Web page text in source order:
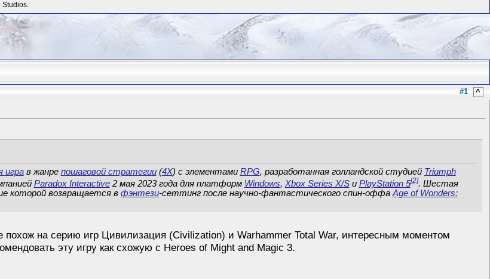
Studios.
#1 ^
играв жанре пошаговой стратегии(4X) с элементами RPG, разработанная голландской студией Triumph
Paradox Interactive2 мая 2023 года для платформ Windows, Xbox Series X/Sи PlayStation 5[2]. Шестая
которой возвращается в фэнтези-сеттинг после научно-фантастического спин-оффа Age of Wonders:
похож на серию игр Цивилизация (Civilization) и Warhammer Total War, интересным моментом
эту игру как схожую с Heroes of Might and Magic 3.